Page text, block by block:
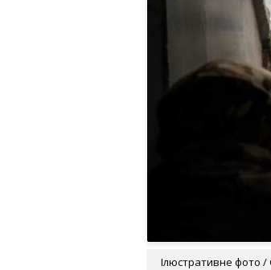
Ілюстративне фото /